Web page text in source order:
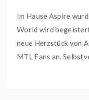
Im Hause Aspire
World wird
neue Herzstück von
MTL Fans an.